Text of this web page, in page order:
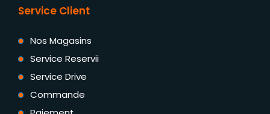
Service Client
Nos Magasins
Service Reservii
Service Drive
Commande